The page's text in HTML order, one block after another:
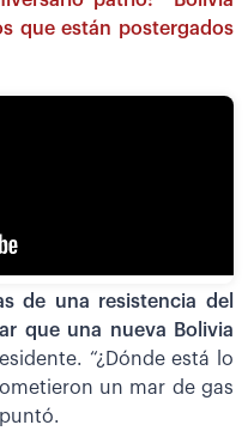
que están postergados
de una resistencia del
que una nueva Bolivia
“¿Dónde está lo
un mar de gas